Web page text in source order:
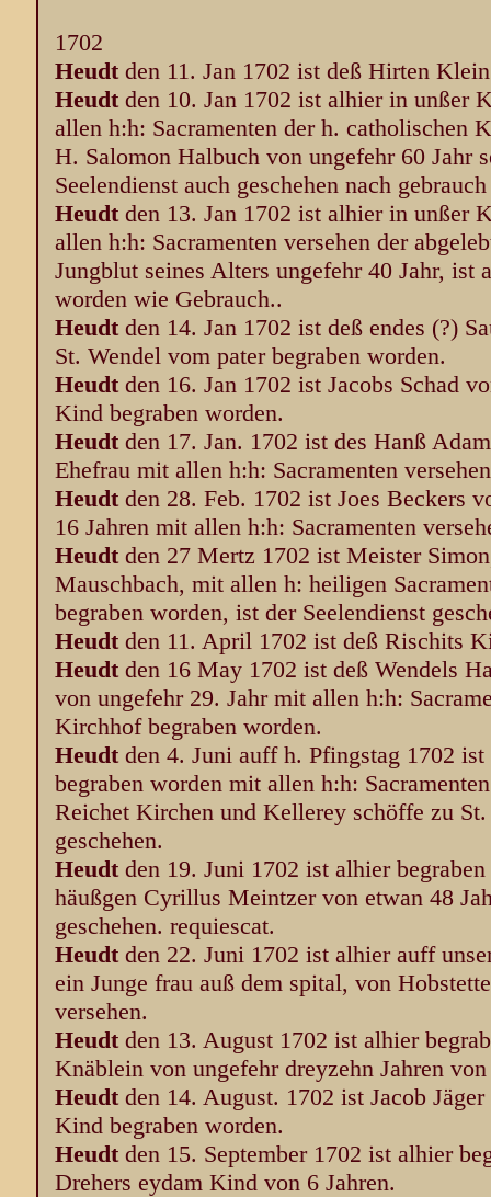
1702
Heudt den 11. Jan 1702 ist deß Hirten
Heudt den 10. Jan 1702 ist alhier in unßer
allen h:h: Sacramenten der h. catholischen
H. Salomon Halbuch von ungefehr 60 Jahr
Seelendienst auch geschehen nach
Heudt den 13. Jan 1702 ist alhier in unßer
allen h:h: Sacramenten versehen der
Jungblut seines Alters ungefehr 40 Jahr, ist
worden wie Gebrauch..
Heudt den 14. Jan 1702 ist deß endes (?)
St. Wendel vom pater begraben worden.
Heudt den 16. Jan 1702 ist Jacobs Schad
Kind begraben worden.
Heudt den 17. Jan. 1702 ist des Hanß
Ehefrau mit allen h:h: Sacramenten
Heudt den 28. Feb. 1702 ist Joes Beckers
16 Jahren mit allen h:h: Sacramenten
Heudt den 27 Mertz 1702 ist Meister
Mauschbach, mit allen h: heiligen
begraben worden, ist der Seelendienst
Heudt den 11. April 1702 ist deß Rischits
Heudt den 16 May 1702 ist deß Wendels
von ungefehr 29. Jahr mit allen h:h:
Kirchhof begraben worden.
Heudt den 4. Juni auff h. Pfingstag 1702
begraben worden mit allen h:h:
Reichet Kirchen und Kellerey schöffe zu
geschehen.
Heudt den 19. Juni 1702 ist alhier
häußgen Cyrillus Meintzer von etwan 48
geschehen. requiescat.
Heudt den 22. Juni 1702 ist alhier auff
ein Junge frau auß dem spital, von
versehen.
Heudt den 13. August 1702 ist alhier
Knäblein von ungefehr dreyzehn Jahren
Heudt den 14. August. 1702 ist Jacob
Kind begraben worden.
Heudt den 15. September 1702 ist alhier
Drehers eydam Kind von 6 Jahren.